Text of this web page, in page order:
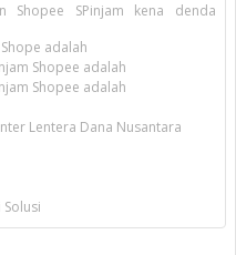
Shopee SPinjam kena denda
adalah
Shopee adalah
Shopee adalah
Lentera Dana Nusantara